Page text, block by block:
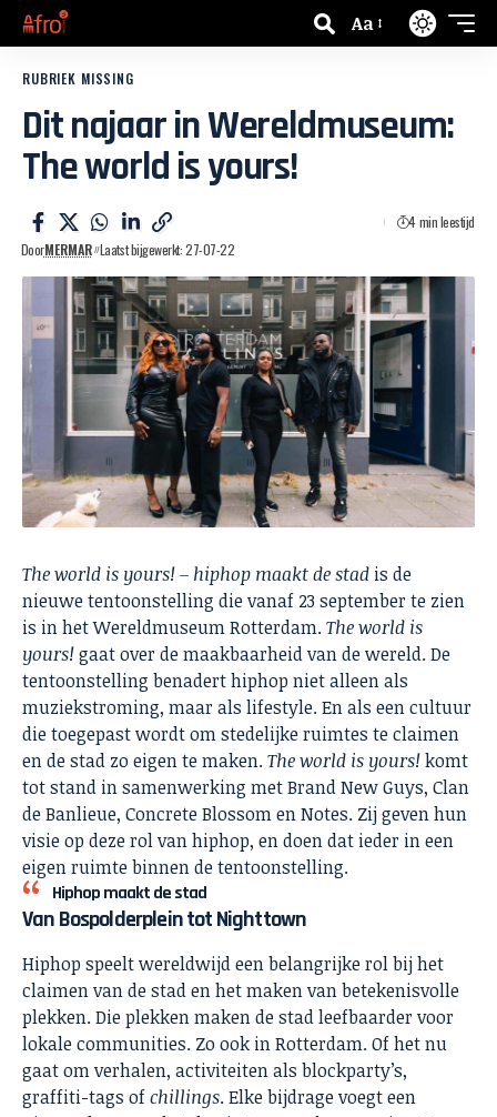
Aa
RUBRIEK MISSING
Dit najaar in Wereldmuseum:
The world is yours!
DoorMERMAR Laatst bijgewerkt: 27-07-22
4 min leestijd
The world is yours! – hiphop maakt de stad is de
nieuwe tentoonstelling die vanaf 23 september te zien
is in het Wereldmuseum Rotterdam.The world is
yours!gaat over de maakbaarheid van de wereld. De
tentoonstelling benadert hiphop niet alleen als
muziekstroming, maar als lifestyle. En als een cultuur
die toegepast wordt om stedelijke ruimtes te claimen
en de stad zo eigen te maken.The world is yours!komt
tot stand in samenwerking met Brand New Guys, Clan
de Banlieue, Concrete Blossom en Notes. Zij geven hun
visie op deze rol van hiphop, en doen dat ieder in een
eigen ruimte binnen de tentoonstelling.
Hiphop maakt de stad
Van Bospolderplein tot Nighttown
Hiphop speelt wereldwijd een belangrijke rol bij het
claimen van de stad en het maken van betekenisvolle
plekken. Die plekken maken de stad leefbaarder voor
lokale communities. Zo ook in Rotterdam. Of het nu
gaat om verhalen, activiteiten als blockparty’s,
graffiti-tags ofchillings. Elke bijdrage voegt een